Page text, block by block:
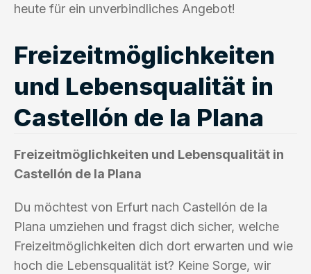
heute für ein unverbindliches Angebot!
Freizeitmöglichkeiten
und Lebensqualität in
Castellón de la Plana
Freizeitmöglichkeiten und Lebensqualität in
Castellón de la Plana
Du möchtest von Erfurt nach Castellón de la
Plana umziehen und fragst dich sicher, welche
Freizeitmöglichkeiten dich dort erwarten und wie
hoch die Lebensqualität ist? Keine Sorge, wir